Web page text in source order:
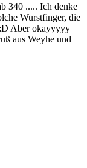
340 ..... Ich denke
Wurstfinger, die
Aber okayyyyy
aus Weyhe und